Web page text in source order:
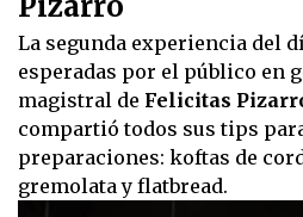
La segunda experiencia del
esperadas por el público en
magistral de Felicitas
compartió todos sus tips
preparaciones: koftas de
gremolata y flatbread.